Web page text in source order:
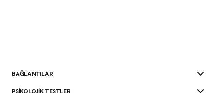
BAĞLANTILAR
PSIKOLOJIK TESTLER